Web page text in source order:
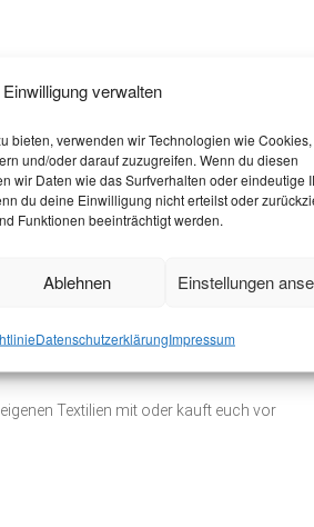
Einwilligung verwalten
bieten, verwenden wir Technologien wie
und/oder darauf zuzugreifen. Wenn du diesen
wir Daten wie das Surfverhalten oder eindeutige
du deine Einwilligung nicht erteilst oder
Funktionen beeinträchtigt werden.
Ablehnen Einstellungen
DatenschutzerklärungImpressum
Workshops direkt im Centre
direkter Beobachtung mit Tusche,
kann anschließend Teil des
zusammen mit Werken von Aachen
Textilien mit oder kauft euch vor